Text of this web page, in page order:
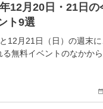
12月20日・21日
ト9選
12月21日（日）の週末
無料イベントのなかか